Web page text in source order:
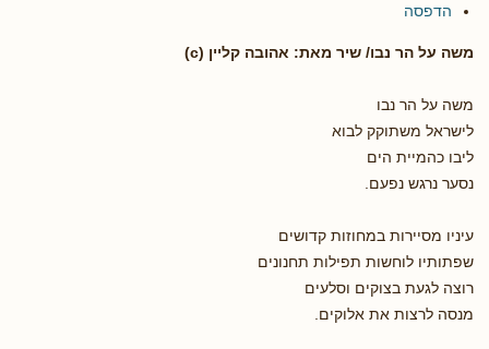
הדפסה
משה על הר נבו/ שיר מאת: אהובה קליין (c)
משה על הר נבו
לישראל משתוקק לבוא
ליבו כהמיית הים
נסער נרגש נפעם.
עיניו מסיירות במחוזות קדושים
שפתותיו לוחשות תפילות תחנונים
רוצה לגעת בצוקים וסלעים
מנסה לרצות את אלוקים.